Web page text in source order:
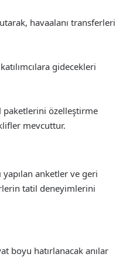
havaalanı transferleri
gidecekleri
özelleştirme
mevcuttur.
anketler ve geri
tatil deneyimlerini
boyu hatırlanacak anılar